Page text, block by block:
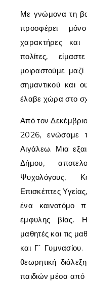
Με γνώμονα τη
προσφέρει
χαρακτήρες και
πολίτες,
μοιραστούμε
σημαντικού και
έλαβε χώρα στο
Από τον
2026, ενώσαμε
Αιγάλεω. Μια
Δήμου,
Ψυχολόγους,
Επισκέπτες
ένα καινοτόμο
έμφυλης βίας.
μαθητές και τις
και Γ΄
θεωρητική
παιδιών μέσα από